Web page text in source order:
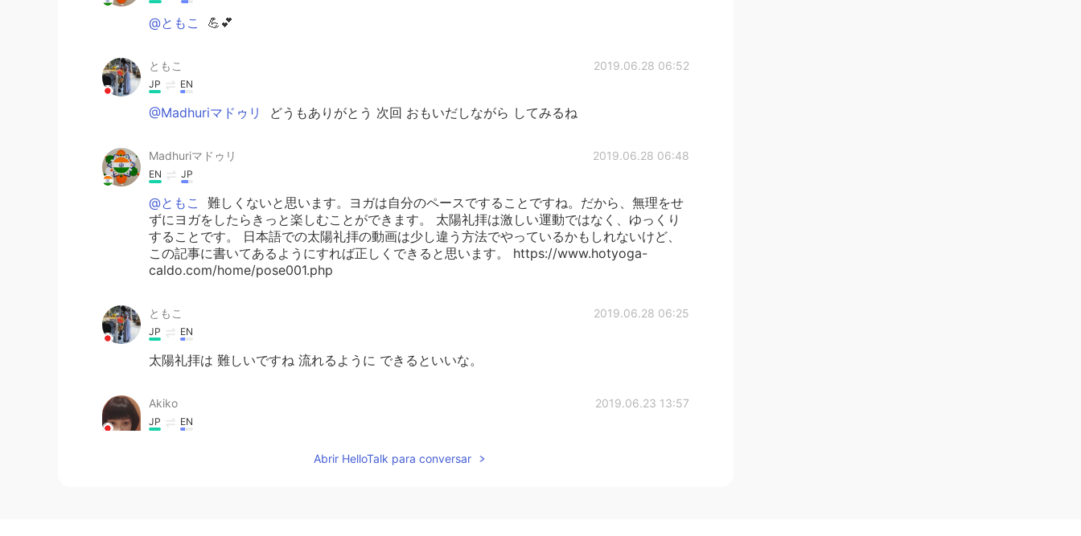
@ともこ 💪💕
ともこ 2019.06.28 06:52
JP EN
@Madhuriマドゥリ どうもありがとう 次回 おもいだしながら してみるね
Madhuriマドゥリ 2019.06.28 06:48
EN JP
@ともこ
難しくないと思います。ヨガは自分のペースですることですね。だから、無理をせ
ずにヨガをしたらきっと楽しむことができます。 太陽礼拝は激しい運動ではなく、ゆっくり
することです。 日本語での太陽礼拝の動画は少し違う方法でやっているかもしれないけど、
この記事に書いてあるようにすれば正しくできると思います。 https://www.hotyoga-
caldo.com/home/pose001.php
ともこ 2019.06.28 06:25
JP EN
太陽礼拝は 難しいですね 流れるように できるといいな。
Akiko 2019.06.23 13:57
JP EN
かに過ごせそうです😊 頑張ります😃
Abrir HelloTalk para conversar